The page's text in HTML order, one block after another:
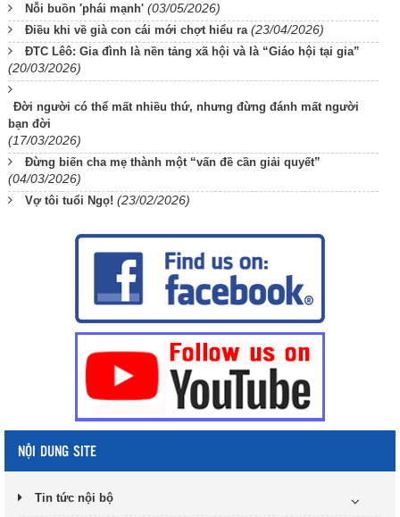
Nỗi buồn 'phái mạnh' (03/05/2026)
Điều khi về già con cái mới chợt hiểu ra (23/04/2026)
ĐTC Lêô: Gia đình là nền tảng xã hội và là “Giáo hội tại gia”
(20/03/2026)
Đời người có thể mất nhiều thứ, nhưng đừng đánh mất người
bạn đời
(17/03/2026)
Đừng biến cha mẹ thành một “vấn đề cần giải quyết”
(04/03/2026)
Vợ tôi tuổi Ngọ! (23/02/2026)
NỘI DUNG SITE
Tin tức nội bộ